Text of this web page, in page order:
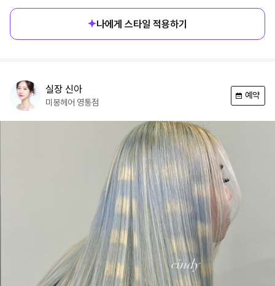
나에게 스타일 적용하기
실장 신아
미봉헤어 영통점
예약